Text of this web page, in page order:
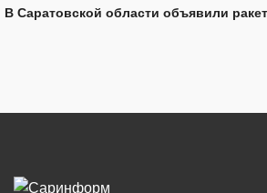
В Саратовской области объявили